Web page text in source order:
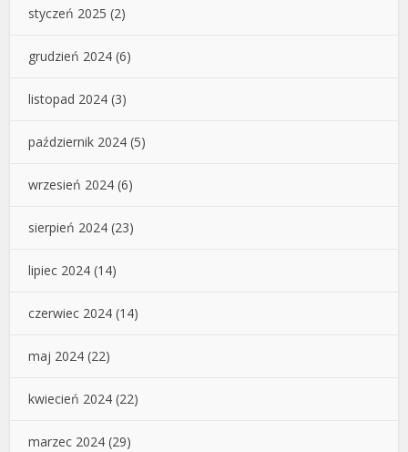
styczeń 2025 (2)
grudzień 2024 (6)
listopad 2024 (3)
październik 2024 (5)
wrzesień 2024 (6)
sierpień 2024 (23)
lipiec 2024 (14)
czerwiec 2024 (14)
maj 2024 (22)
kwiecień 2024 (22)
marzec 2024 (29)